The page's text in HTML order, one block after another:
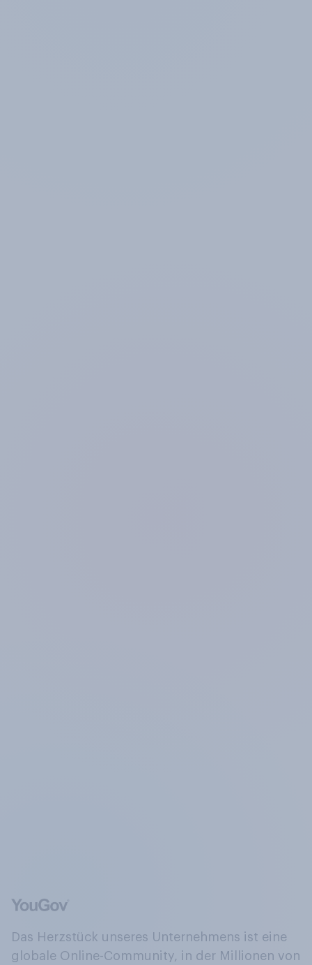
Das Herzstück unseres Unternehmens ist eine
globale Online-Community, in der Millionen von